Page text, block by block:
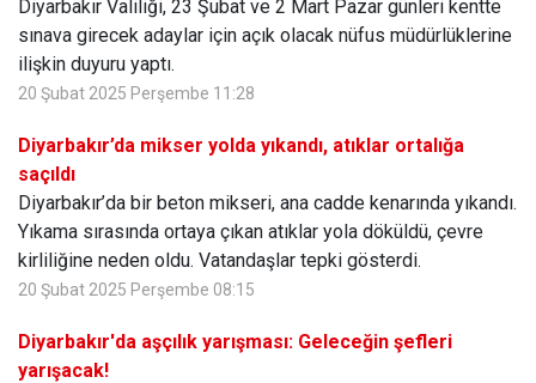
Diyarbakır Valiliği, 23 Şubat ve 2 Mart Pazar günleri kentte
sınava girecek adaylar için açık olacak nüfus müdürlüklerine
ilişkin duyuru yaptı.
20 Şubat 2025 Perşembe 11:28
Diyarbakır’da mikser yolda yıkandı, atıklar ortalığa
saçıldı
Diyarbakır’da bir beton mikseri, ana cadde kenarında yıkandı.
Yıkama sırasında ortaya çıkan atıklar yola döküldü, çevre
kirliliğine neden oldu. Vatandaşlar tepki gösterdi.
20 Şubat 2025 Perşembe 08:15
Diyarbakır'da aşçılık yarışması: Geleceğin şefleri
yarışacak!